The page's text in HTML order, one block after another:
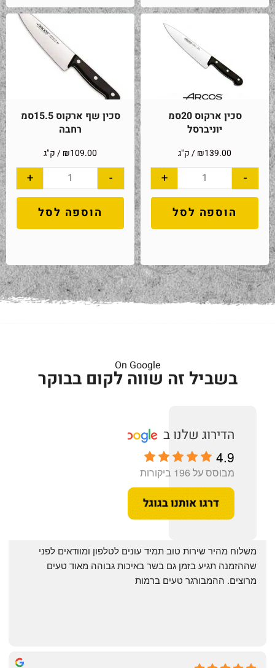
סכין ארקוס 20סמ
יוניברסל
₪139.00 / ק"ג
-
+
הוספה לסל
סכין שף ארקוס 15.5סמ
רחבה
₪109.00 / ק"ג
-
+
הוספה לסל
On Google
בשביל זה שווה לקום בבוקר
4.9
מבוסס על 196 ביקורות
May Azulay
מרוצים. ההמבורגר טעים ברמות